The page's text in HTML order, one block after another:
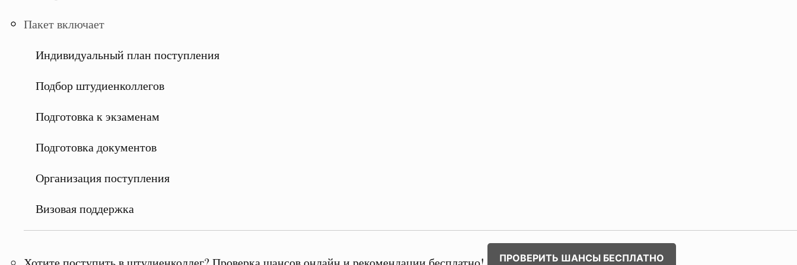
Пакет включает
Индивидуальный план поступления
Подбор штудиенколлегов
Подготовка к экзаменам
Подготовка документов
Организация поступления
Визовая поддержка
ПРОВЕРИТЬ ШАНСЫ БЕСПЛАТНО